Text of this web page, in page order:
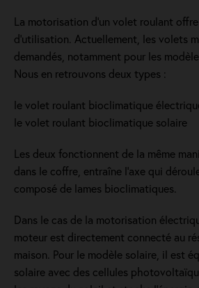
La motorisation d’un volet roulant
d’utilisation. Actuellement, les volets
demandés, notamment pour les
Nous en retrouvons deux types :
le volet roulant bioclimatique
le volet roulant bioclimatique solaire
Les deux fonctionnent de la même
dans le coffre, entraîne l’axe qui
composé de lames bioclimatiques.
Dans le cas de la motorisation
moteur est directement connecté au
maison. Pour le modèle solaire, il est
solaire avec des cellules